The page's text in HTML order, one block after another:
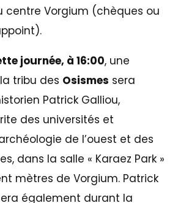
centre Vorgium (chèques ou
journée, à 16:00, une
tribu des Osismes sera
Patrick Galliou,
des universités et
de l’ouest et des
dans la salle « Karaez Park »
mètres de Vorgium. Patrick
également durant la